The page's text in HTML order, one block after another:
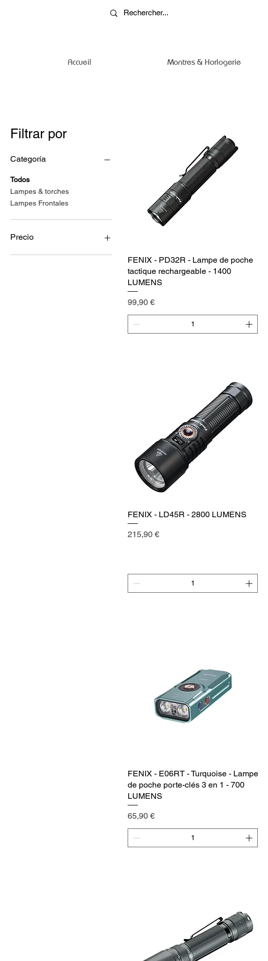
Accueil Montres & Horlogerie
Filtrar por
Categoría
Todos
Lampes & torches
Lampes Frontales
Precio
Vista rápida
FENIX - PD32R - Lampe de poche
tactique rechargeable - 1400
LUMENS
Precio
99,90 €
Vista rápida
FENIX - LD45R - 2800 LUMENS
Precio
215,90 €
Vista rápida
FENIX - E06RT - Turquoise - Lampe
de poche porte-clés 3 en 1 - 700
LUMENS
Precio
65,90 €